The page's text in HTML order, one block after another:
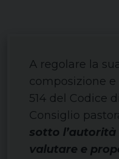
A regolare la
composizione e
514 del Codice
Consiglio
sotto l’autorità
valutare e